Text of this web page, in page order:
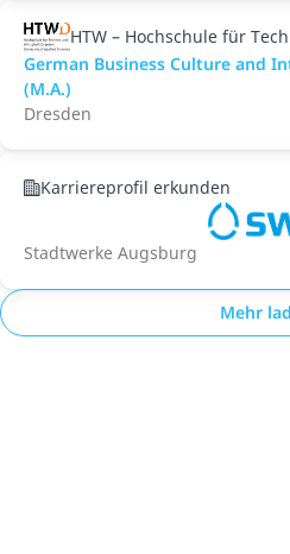
HTW – Hochschule für
German Business Culture and
(M.A.)
Dresden
Karriereprofil erkunden
Stadtwerke Augsburg
Mehr